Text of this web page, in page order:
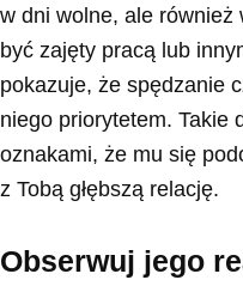
w dni wolne, ale również
być zajęty pracą lub
pokazuje, że spędzanie
niego priorytetem. Takie
oznakami, że mu się
z Tobą głębszą relację.
Obserwuj jego